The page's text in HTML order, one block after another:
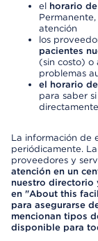
el horario
atención
los
pacientes
(sin costo) o
problemas
el horario
para saber
La información de
periódicamente.
proveedores y
atención en un
nuestro directorio
en "About this
para asegurarse
mencionan tipos
disponible para